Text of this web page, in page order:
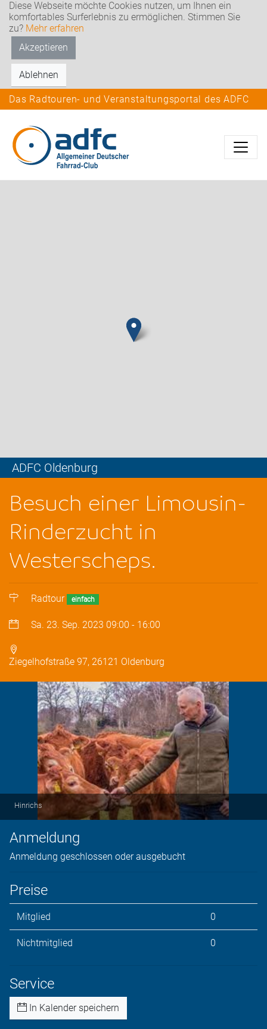
Diese Webseite möchte Cookies nutzen, um Ihnen ein
komfortables Surferlebnis zu ermöglichen. Stimmen Sie
zu? Mehr erfahren
Akzeptieren
Ablehnen
Das Radtouren- und Veranstaltungsportal des ADFC
ADFC Oldenburg
Besuch einer Limousin-
Rinderzucht in
Westerscheps.
Radtour einfach
Sa. 23. Sep. 2023 09:00 - 16:00
Ziegelhofstraße 97, 26121 Oldenburg
Hinrichs
Anmeldung
Anmeldung geschlossen oder ausgebucht
Preise
Mitglied 0
Nichtmitglied 0
Service
In Kalender speichern